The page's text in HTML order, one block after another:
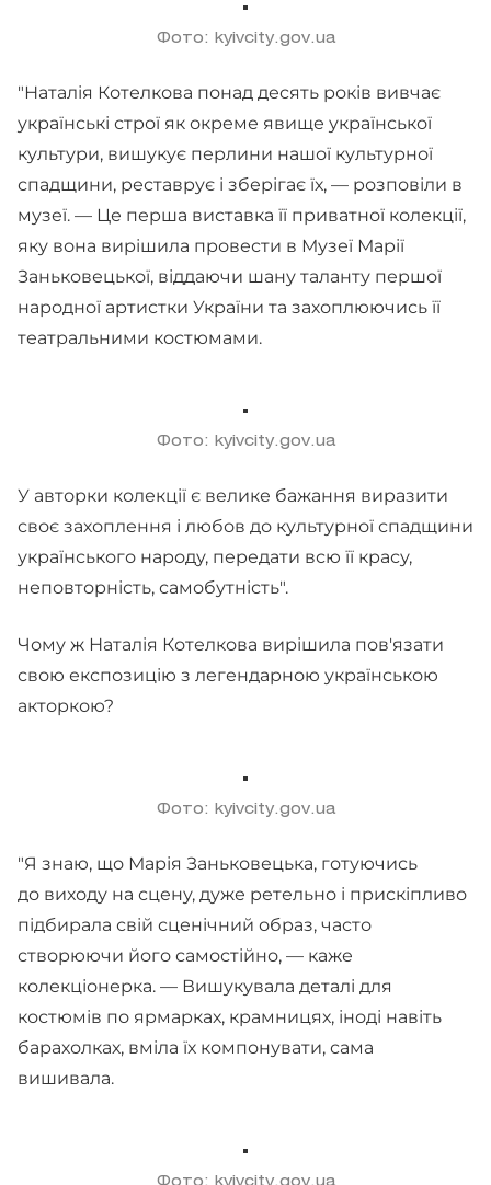
Фото: kyivcity.gov.ua
"Наталія Котелкова понад десять років вивчає
українські строї як окреме явище української
культури, вишукує перлини нашої культурної
спадщини, реставрує і зберігає їх, — розповіли в
музеї. — Це перша виставка її приватної колекції,
яку вона вирішила провести в Музеї Марії
Заньковецької, віддаючи шану таланту першої
народної артистки України та захоплюючись її
театральними костюмами.
Фото: kyivcity.gov.ua
У авторки колекції є велике бажання виразити
своє захоплення і любов до культурної спадщини
українського народу, передати всю її красу,
неповторність, самобутність".
Чому ж Наталія Котелкова вирішила пов'язати
свою експозицію з легендарною українською
акторкою?
Фото: kyivcity.gov.ua
"Я знаю, що Марія Заньковецька, готуючись
до виходу на сцену, дуже ретельно і прискіпливо
підбирала свій сценічний образ, часто
створюючи його самостійно, — каже
колекціонерка. — Вишукувала деталі для
костюмів по ярмарках, крамницях, іноді навіть
барахолках, вміла їх компонувати, сама
вишивала.